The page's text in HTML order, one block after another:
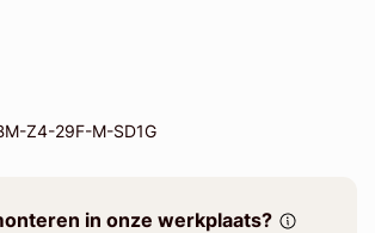
Z4-29F-M-SD1G
in onze werkplaats?